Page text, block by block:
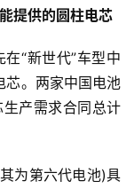
提供的圆柱电芯
“新世代”车型中
芯。两家中国电池
产需求合同总计
为第六代电池)具